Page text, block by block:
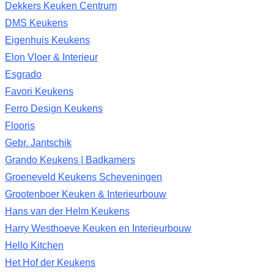
Dekkers Keuken Centrum
DMS Keukens
Eigenhuis Keukens
Elon Vloer & Interieur
Esgrado
Favori Keukens
Ferro Design Keukens
Flooris
Gebr. Jantschik
Grando Keukens | Badkamers
Groeneveld Keukens Scheveningen
Grootenboer Keuken & Interieurbouw
Hans van der Helm Keukens
Harry Westhoeve Keuken en Interieurbouw
Hello Kitchen
Het Hof der Keukens